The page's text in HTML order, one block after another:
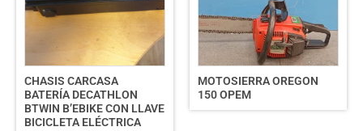
CHASIS CARCASA
BATERÍA DECATHLON
BTWIN B’EBIKE CON LLAVE
BICICLETA ELÉCTRICA
MOTOSIERRA OREGON
150 OPEM